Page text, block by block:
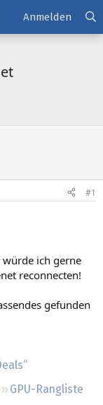
GPU-Rangliste
Anmelden
#1
ich gerne
reconnecten!
gefunden